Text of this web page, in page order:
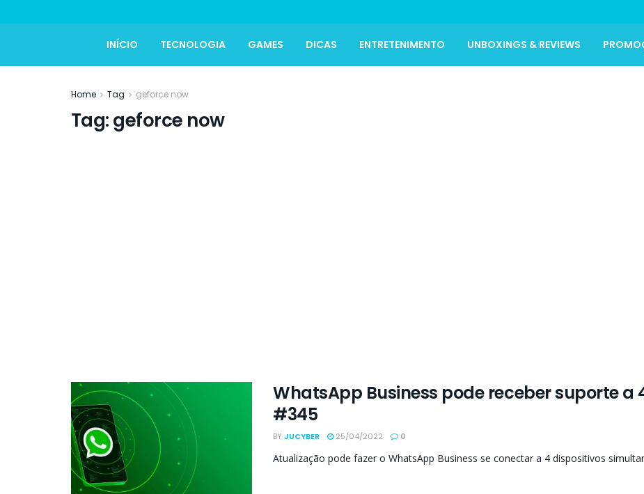
INÍCIO TECNOLOGIA GAMES DICAS ENTRETENIMENTO UNBOXINGS & REVIEWS
Home Tag geforce now
Tag:geforce now
WhatsApp Business pode receber suporte a
#345
BY JUCYBER 25/04/2022 0
Atualização pode fazer o WhatsApp Business se conectar a 4 dispositivos